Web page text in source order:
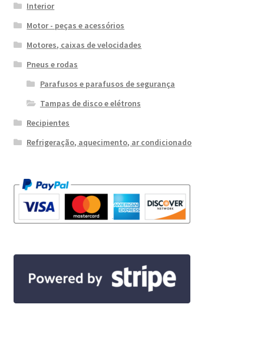
Interior
Motor - peças e acessórios
Motores, caixas de velocidades
Pneus e rodas
Parafusos e parafusos de segurança
Tampas de disco e elétrons
Recipientes
Refrigeração, aquecimento, ar condicionado